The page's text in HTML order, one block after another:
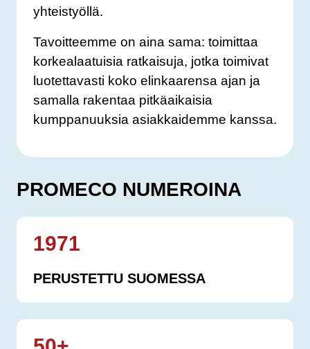
yhteistyöllä.
Tavoitteemme on aina sama: toimittaa
korkealaatuisia ratkaisuja, jotka toimivat
luotettavasti koko elinkaarensa ajan ja
samalla rakentaa pitkäaikaisia
kumppanuuksia asiakkaidemme kanssa.
PROMECO NUMEROINA
1971
PERUSTETTU SUOMESSA